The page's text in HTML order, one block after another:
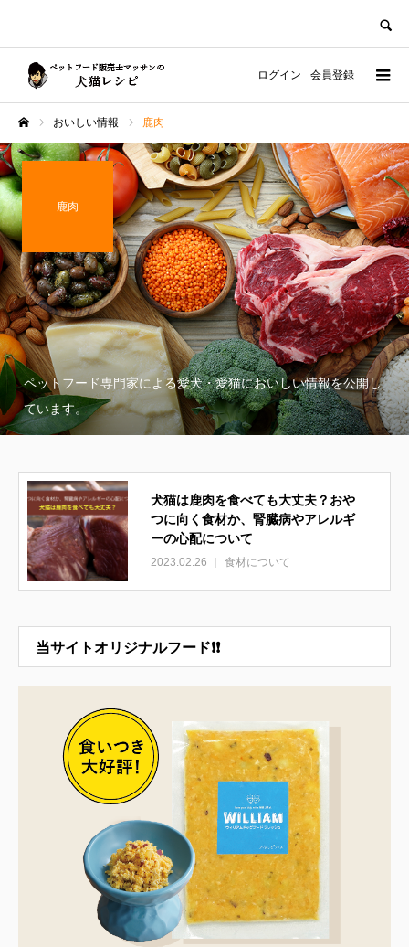
ログイン 会員登録
おいしい情報 鹿肉
鹿肉
ペットフード専門家による愛犬・愛猫においしい情報を公開し
ています。
犬猫は鹿肉を食べても大丈夫？おや
つに向く食材か、腎臓病やアレルギ
ーの心配について
2023.02.26 食材について
当サイトオリジナルフード❗❗